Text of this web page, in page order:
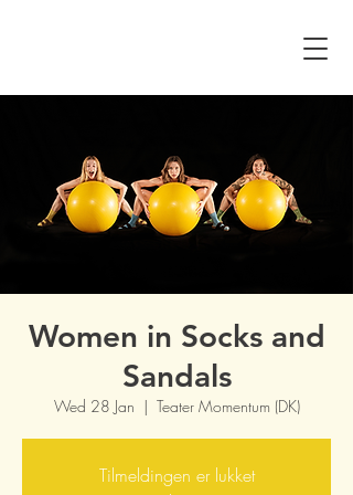
Women in Socks and
Sandals
Wed 28 Jan
  |
Teater Momentum (DK)
Tilmeldingen er lukket